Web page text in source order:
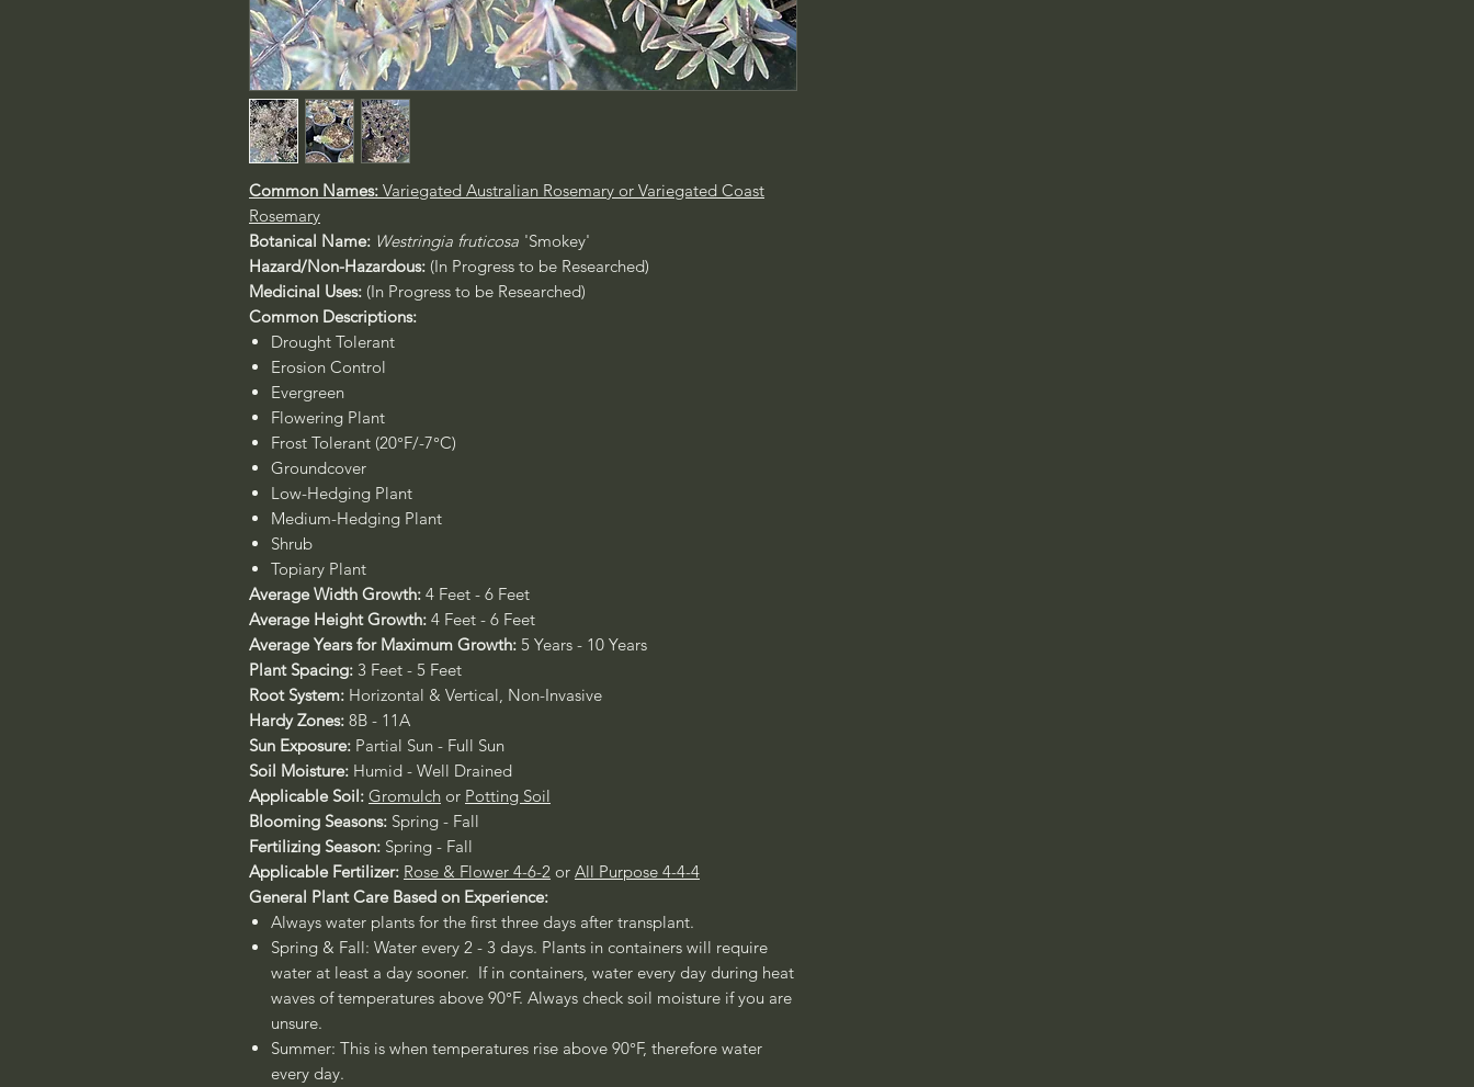
Common Names: Variegated Australian Rosemary or Variegated Coast
Rosemary
Botanical Name: Westringia fruticosa 'Smokey'
Hazard/Non-Hazardous: (In Progress to be Researched)
Medicinal Uses: (In Progress to be Researched)
Common Descriptions:
Drought Tolerant
Erosion Control
Evergreen
Flowering Plant
Frost Tolerant (20°F/-7°C)
Groundcover
Low-Hedging Plant
Medium-Hedging Plant
Shrub
Topiary Plant
Average Width Growth: 4 Feet - 6 Feet
Average Height Growth: 4 Feet - 6 Feet
Average Years for Maximum Growth: 5 Years - 10 Years
Plant Spacing: 3 Feet - 5 Feet
Root System: Horizontal & Vertical, Non-Invasive
Hardy Zones: 8B - 11A
Sun Exposure: Partial Sun - Full Sun
Soil Moisture: Humid - Well Drained
Applicable Soil: Gromulch or Potting Soil
Blooming Seasons: Spring - Fall
Fertilizing Season: Spring - Fall
Applicable Fertilizer: Rose & Flower 4-6-2 or All Purpose 4-4-4
General Plant Care Based on Experience:
Always water plants for the first three days after transplant.
Spring & Fall: Water every 2 - 3 days. Plants in containers will require
water at least a day sooner. If in containers, water every day during heat
waves of temperatures above 90°F. Always check soil moisture if you are
unsure.
Summer: This is when temperatures rise above 90°F, therefore water
every day.